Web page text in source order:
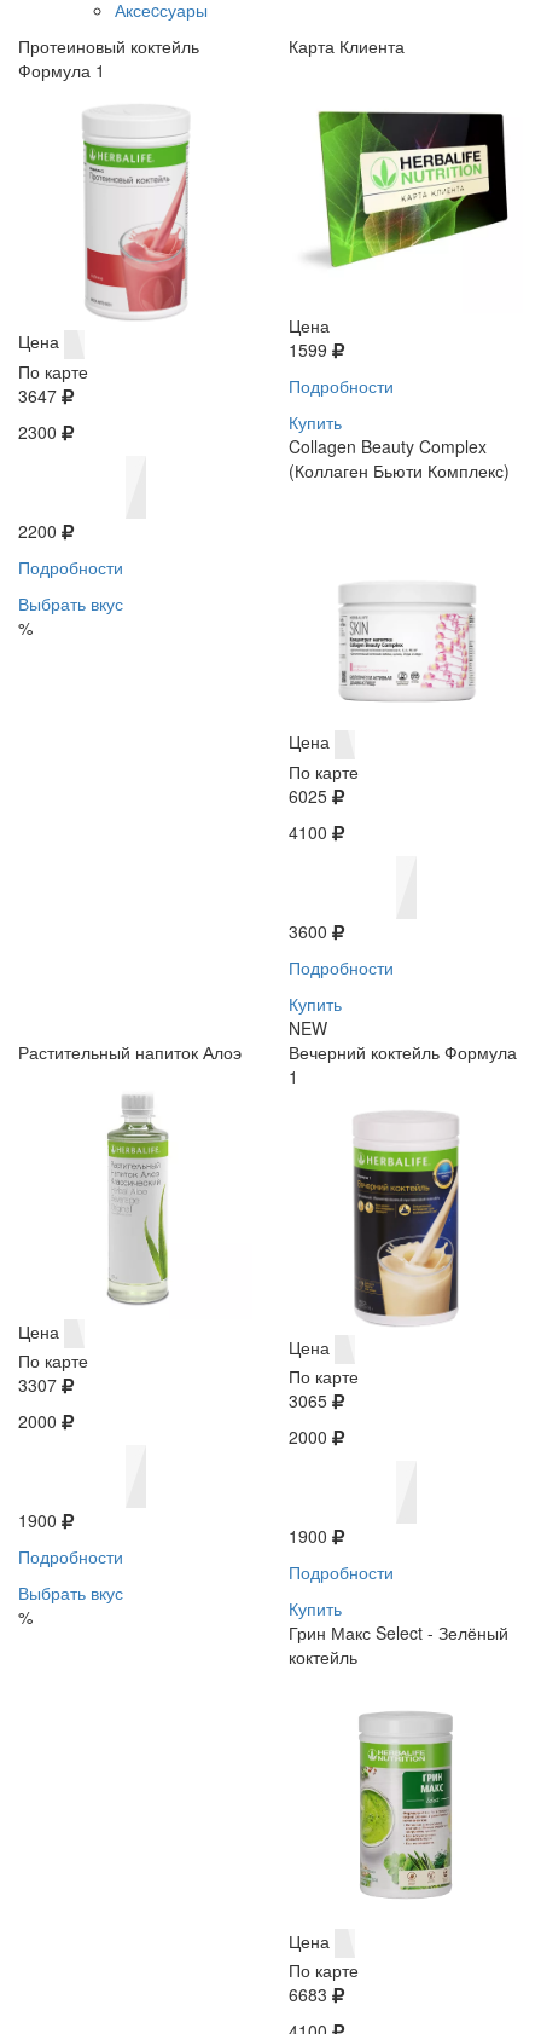
Аксеcсуары
Протеиновый коктейль
Формула 1
Цена
По карте
3647
2300
2200
Подробности
Выбрать вкус
%
Карта Клиента
Цена
1599
Подробности
Купить
Collagen Beauty Complex
(Коллаген Бьюти Комплекс)
Цена
По карте
6025
4100
3600
Подробности
Купить
NEW
Растительный напиток Алоэ
Цена
По карте
3307
2000
1900
Подробности
Выбрать вкус
%
Вечерний коктейль Формула
1
Цена
По карте
3065
2000
1900
Подробности
Купить
Грин Макс Select - Зелёный
коктейль
Цена
По карте
6683